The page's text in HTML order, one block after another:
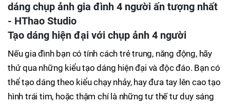
Tạo dáng hiện đại với chụp ảnh 4 người
Nếu gia đình bạn có tính cách trẻ trung, năng động, hãy
thử qua những kiểu tạo dáng hiện đại và độc đáo. Bạn có
thể tạo dáng theo kiểu chạy nhảy, hay đưa tay lên cao tạo
hình trái tim, hoặc thậm chí là những tư thế tư duy sáng